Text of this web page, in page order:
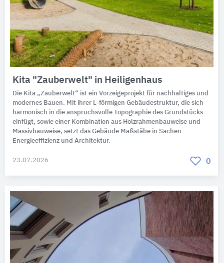
Kita "Zauberwelt" in Heiligenhaus
Die Kita „Zauberwelt“ ist ein Vorzeigeprojekt für nachhaltiges und
modernes Bauen. Mit ihrer L-förmigen Gebäudestruktur, die sich
harmonisch in die anspruchsvolle Topographie des Grundstücks
einfügt, sowie einer Kombination aus Holzrahmenbauweise und
Massivbauweise, setzt das Gebäude Maßstäbe in Sachen
Energieeffizienz und Architektur.
23.07.2026 0